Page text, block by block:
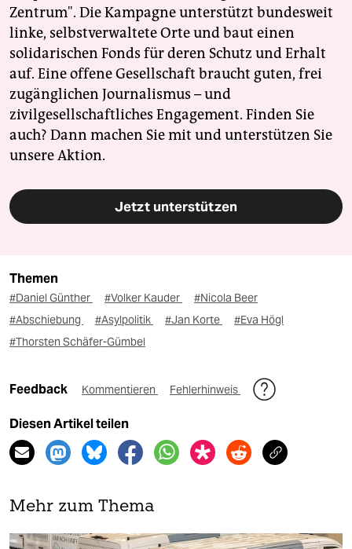
Zentrum". Die Kampagne unterstützt bundesweit
linke, selbstverwaltete Orte und baut einen
solidarischen Fonds für deren Schutz und Erhalt
auf. Eine offene Gesellschaft braucht guten, frei
zugänglichen Journalismus – und
zivilgesellschaftliches Engagement. Finden Sie
auch? Dann machen Sie mit und unterstützen Sie
unsere Aktion.
Jetzt unterstützen
Themen
#Daniel Günther #Volker Kauder
#Nicola Beer
#Abschiebung
#Asylpolitik #Jan Korte
#Eva Högl
#Thorsten Schäfer-Gümbel
Feedback Kommentieren Fehlerhinweis
Diesen Artikel teilen
Mehr zum Thema